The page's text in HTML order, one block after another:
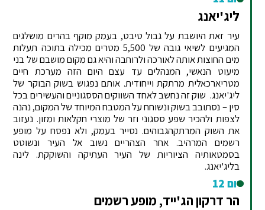
ליג'יאנג
עיר זאת היושבת על גבול טיבט, בעמק מוקף בהרים מושלגים
המגיעים לשיאי גובה של 5,500 מטרים מכילה בתוכה תעלות
מים החוצות אותה לאורכה ולרוחבה והיא גם מקום מושבם של בני
מיעוט הנאשי, המנהלים עד עצם היום הזה מערכת חיים
מטריארכאלית מרתקת וייחודית. אותם נפגוש בשוק הבוקר של
ליג'יאנג. שוק זה נחשב לאחד השווקים הססגוניים והעשירים בכל
סין – נסתובב בשוק ונשוחח על המטבח המיוחד של המקום, נהנה
לצפות ולהכיר שפע ססגוני וזר של מוצרי חקלאות ומזון. נעזוב
את השוק המרתקהגבוהים. נסייר בעמק, ולא נפסח על מופע
רשמים המרהיב. אחר הצהריים נשוב אל העיר ונשוטט
בסמטאותיה הציוריות של העיר העתיקה והשוקקת. לינה
בליג'יאנג.
יום 12
הר דרקון הג'ייד, מופע רשמים